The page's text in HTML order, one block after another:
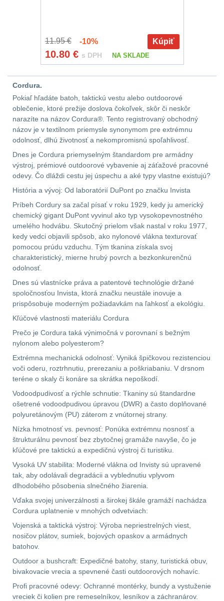
Pažby51
Raily, lišty, krytky66
Přední taktické
rukojeti 50
Mechanická mířidla
30
Pistolové rukojeti20
Dvojnožky 39
Príslušenstvo18
Čistenie zbraní38
AR1512
AK4710
.2210
.223 (5.56mm)9
.243 .260 (6.5mm)7
.270 .280 (7mm)8
.30 .308 (7.62mm)
11
12GA, 20GA14
.40 .4110
.44 .45
.357 .38 (9mm) 11
1911
AR106
Náradie a nástroje k
11.95 €-10% Kúpiť
10.80 € s DPH NA SKLADE
Cordura.
Pokiaľ hľadáte batoh, taktickú vestu alebo outdoorové
oblečenie, ktoré prežije doslova čokoľvek, skôr či neskôr
narazíte na názov Cordura®. Tento registrovaný obchodný
názov je v textilnom priemysle synonymom pre extrémnu
odolnosť, dlhú životnosť a nekompromisnú spoľahlivosť.
Dnes je Cordura priemyselným štandardom pre armádny
výstroj, prémiové outdoorové vybavenie aj záťažové pracovné
odevy. Čo dláždi cestu jej úspechu a aké typy vlastne existujú?
História a vývoj: Od laboratórií DuPont po značku Invista
Príbeh Cordury sa začal písať v roku 1929, kedy ju americký
chemický gigant DuPont vyvinul ako typ vysokopevnostného
umelého hodvábu. Skutočný prielom však nastal v roku 1977,
kedy vedci objavili spôsob, ako nylonové vlákna texturovať
pomocou prúdu vzduchu. Tým tkanina získala svoj
charakteristický, mierne hrubý povrch a bezkonkurenčnú
odolnosť.
Dnes sú vlastnícke práva a patentové technológie držané
spoločnosťou Invista, ktorá značku neustále inovuje a
prispôsobuje moderným požiadavkám na ľahkosť a ekológiu.
Kľúčové vlastnosti materiálu Cordura
Prečo je Cordura taká výnimočná v porovnaní s bežným
nylonom alebo polyesterom?
Extrémna mechanická odolnosť: Vyniká špičkovou rezistenciou
voči oderu, roztrhnutiu, prerezaniu a poškriabaniu. V drsnom
teréne o skaly či konáre sa skrátka nepoškodí.
Vodoodpudivosť a rýchle schnutie: Tkaniny sú štandardne
ošetrené vodoodpudivou úpravou (DWR) a často doplňované
polyuretánovým (PU) záterom z vnútornej strany.
Nízka hmotnosť vs. pevnosť: Ponúka extrémnu nosnosť a
štrukturálnu pevnosť bez zbytočnej gramáže navyše, čo je
kľúčové pre taktickú a expedičnú výstroj či turistiku.
Vysoká UV stabilita: Moderné vlákna od Invisty sú upravené
tak, aby odolávali degradácii a vyblednutiu vplyvom
dlhodobého pôsobenia slnečného žiarenia.
Vďaka svojej univerzálnosti a širokej škále gramáží nachádza
Cordura uplatnenie v mnohých odvetviach:
Vojenská a taktická výstroj: Výroba nepriestrelných viest,
nosičov plátov, sumiek, bojových opaskov a armádnych
batohov.
Outdoor a bushcraft: Expedičné batohy, stany, turistická obuv,
bivakovacie vrecia a spevnené časti outdoorových nohavíc.
Profi pracovné odevy: Ochranné montérky, bundy a vystuženie
vreciek či kolien pre remeselníkov, lesníkov a záchranárov.